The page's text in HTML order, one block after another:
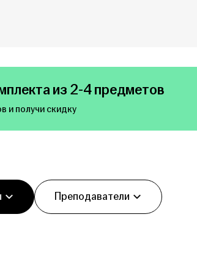
из 2-4 предметов
и получи скидку
Преподаватели